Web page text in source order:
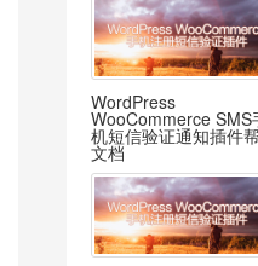
WordPress
WooCommerce SMS
机短信验证通知插件
文档